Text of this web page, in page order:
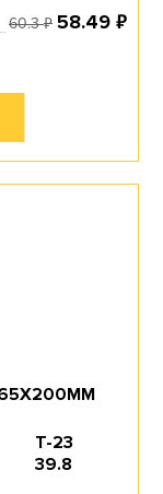
60.3₽ 58.49 ₽
Т-23
39.8